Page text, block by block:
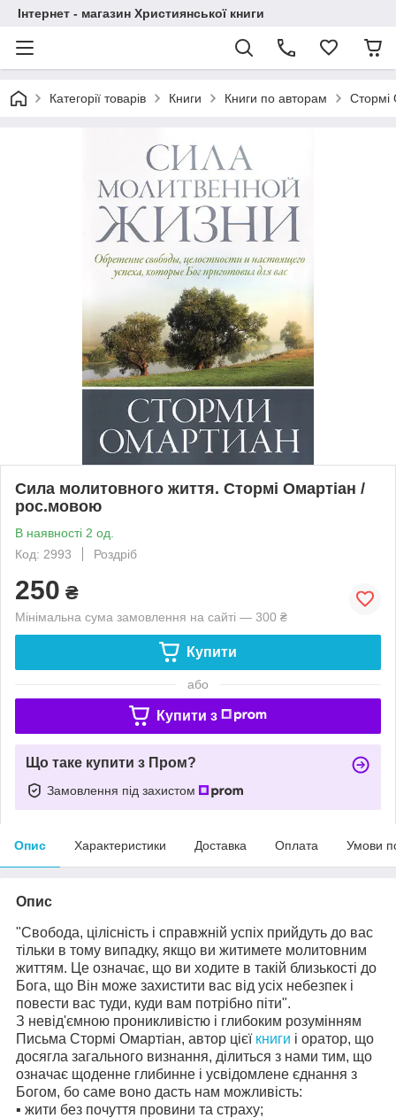
Інтернет - магазин Християнської книги
Категорії товарів Книги Книги по авторам Стормі
Сила молитовного життя. Стормі Омартіан /
рос.мовою
В наявності 2 од.
Код: 2993
Роздріб
250 ₴
Мінімальна сума замовлення на сайті — 300 ₴
Купити
або
Купити з
Що таке купити з Пром?
Замовлення під захистом
Опис Характеристики Доставка Оплата Умови
Опис
"Свобода, цілісність і справжній успіх прийдуть до вас
тільки в тому випадку, якщо ви житимете молитовним
життям. Це означає, що ви ходите в такій близькості до
Бога, що Він може захистити вас від усіх небезпек і
повести вас туди, куди вам потрібно піти".
З невід'ємною проникливістю і глибоким розумінням
Письма Стормі Омартіан, автор цієї книги і оратор, що
досягла загального визнання, ділиться з нами тим, що
означає щоденне глибинне і усвідомлене єднання з
Богом, бо саме воно дасть нам можливість:
▪ жити без почуття провини та страху;